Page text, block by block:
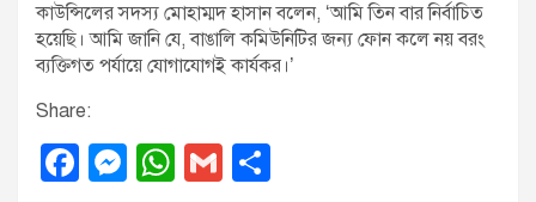
কাউন্সিলের সদস্য মোহাম্মদ হাসান বলেন, ‘‌আমি তিন বার নির্বাচিত
হয়েছি। আমি জানি যে, বাঙালি কমিউনিটির জন্য ফোন কলে নয় বরং
ব্যক্তিগত পর্যায়ে যোগাযোগই কার্যকর।’
Share:
F
M W G